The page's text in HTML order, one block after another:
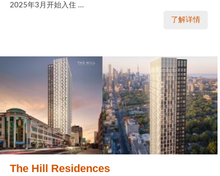
2025年3月开始入住 ...
了解详情
The Hill Residences